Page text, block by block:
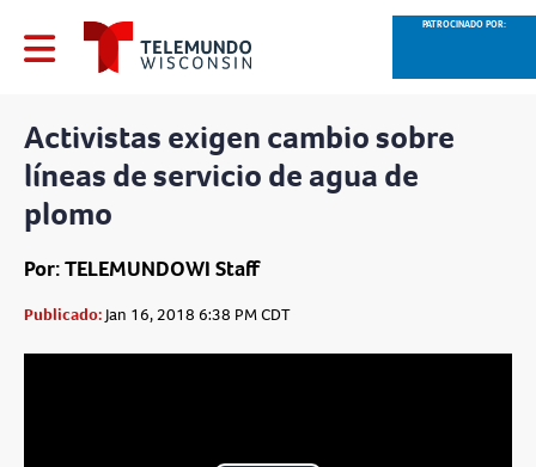
PATROCINADO POR:
Activistas exigen cambio sobre
líneas de servicio de agua de
plomo
Por: TELEMUNDOWI Staff
Publicado:Jan 16, 2018 6:38 PM CDT